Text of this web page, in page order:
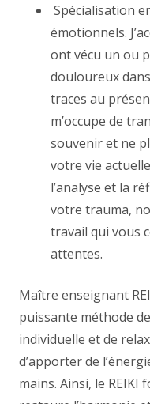
Spécialisation
émotionnels.
ont vécu un ou
douloureux
traces au
m’occupe de
souvenir et ne
votre vie
l’analyse et la
votre trauma,
travail qui vous
attentes.
Maître enseignant
puissante méthode
individuelle et de
d’apporter de
mains. Ainsi, le REIKI